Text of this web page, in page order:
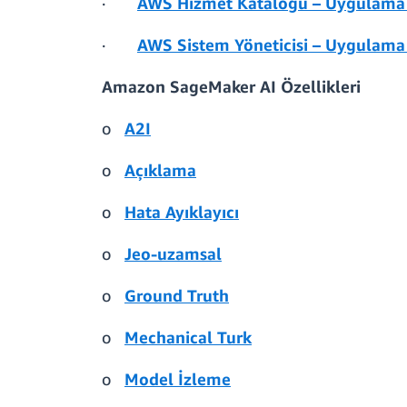
· AWS Sistem Yöneticisi –
Amazon SageMaker AI Özellikleri
o A2I
o Açıklama
o Hata Ayıklayıcı
o Jeo-uzamsal
o Ground Truth
o Mechanical Turk
o Model İzleme